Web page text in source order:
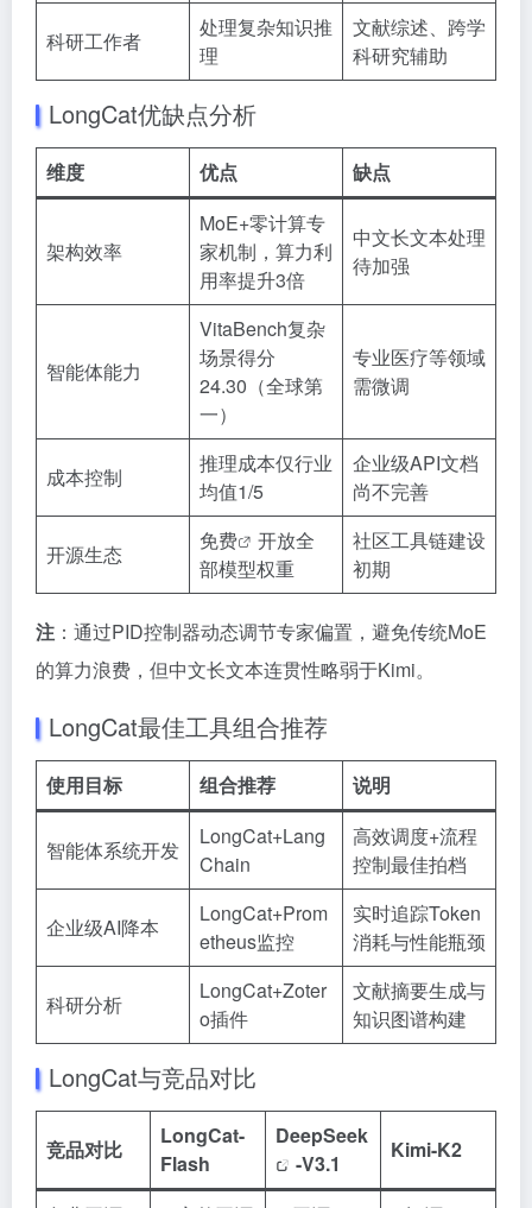
科研工作者
处理复杂知识推
理
文献综述、跨学
科研究辅助
LongCat优缺点分析
维度 优点 缺点
架构效率
MoE+零计算专
家机制，算力利
用率提升3倍
中文长文本处理
待加强
智能体能力
VitaBench复杂
场景得分
24.30（全球第
一）
专业医疗等领域
需微调
成本控制
推理成本仅行业
均值1/5
企业级API文档
尚不完善
开源生态
免费
开放全
部模型权重
社区工具链建设
初期
注 ：通过PID控制器动态调节专家偏置，避免传统MoE
的算力浪费，但中文长文本连贯性略弱于Kimi。
LongCat最佳工具组合推荐
使用目标 组合推荐 说明
智能体系统开发
LongCat+Lang
Chain
高效调度+流程
控制最佳拍档
企业级AI降本
LongCat+Prom
etheus监控
实时追踪Token
消耗与性能瓶颈
科研分析
LongCat+Zoter
o插件
文献摘要生成与
知识图谱构建
LongCat与竞品对比
竞品对比
LongCat-
Flash
DeepSeek
-V3.1
Kimi-K2